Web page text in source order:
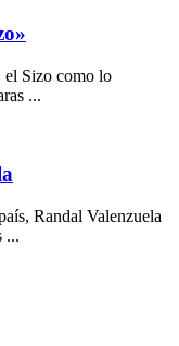
el Sizo como lo
...
Randal Valenzuela
...